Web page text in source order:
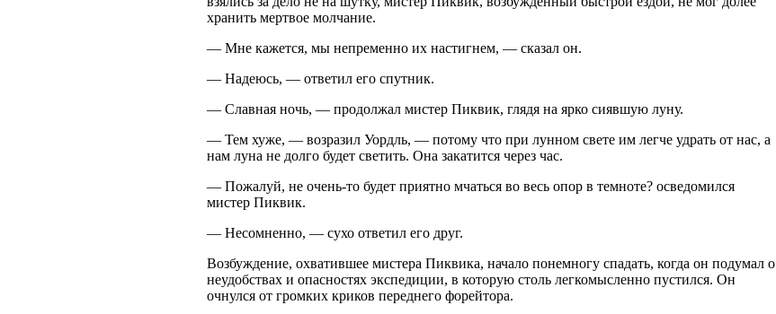
хранить мертвое молчание.
— Мне кажется, мы непременно их настигнем, — сказал он.
— Надеюсь, — ответил его спутник.
— Славная ночь, — продолжал мистер Пиквик, глядя на ярко сиявшую луну.
— Тем хуже, — возразил Уордль, — потому что при лунном свете им легче удрать от нас, а
нам луна не долго будет светить. Она закатится через час.
— Пожалуй, не очень-то будет приятно мчаться во весь опор в темноте? осведомился
мистер Пиквик.
— Несомненно, — сухо ответил его друг.
Возбуждение, охватившее мистера Пиквика, начало понемногу спадать, когда он подумал о
неудобствах и опасностях экспедиции, в которую столь легкомысленно пустился. Он
очнулся от громких криков переднего форейтора.